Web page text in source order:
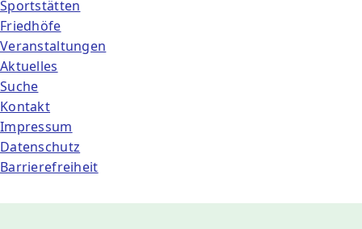
Sportstätten
Friedhöfe
Veranstaltungen
Aktuelles
Suche
Kontakt
Impressum
Datenschutz
Barrierefreiheit